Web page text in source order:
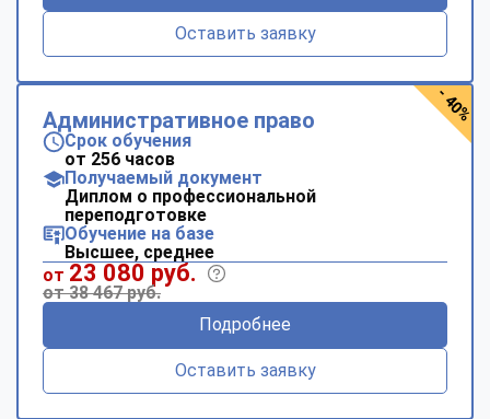
Оставить заявку
Административное право
Срок обучения
от 256 часов
Получаемый документ
Диплом о профессиональной
переподготовке
Обучение на базе
Высшее, среднее
от 23 080 руб.
от 38 467 руб.
Подробнее
Оставить заявку
- 40%